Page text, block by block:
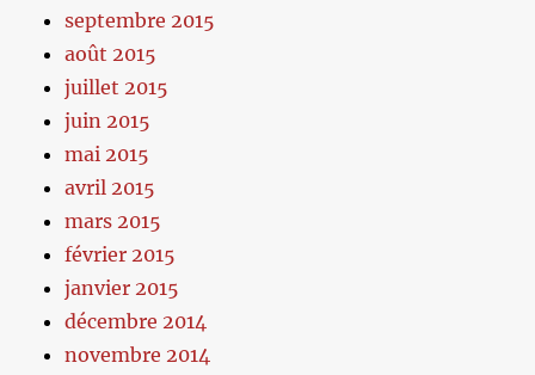
septembre 2015
août 2015
juillet 2015
juin 2015
mai 2015
avril 2015
mars 2015
février 2015
janvier 2015
décembre 2014
novembre 2014